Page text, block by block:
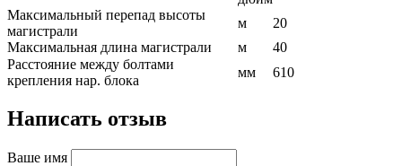
Максимальный перепад высоты
магистрали
м
20
Максимальная длина магистрали
м
40
Расстояние между болтами
крепления нар. блока
мм 610
Написать отзыв
Ваше имя